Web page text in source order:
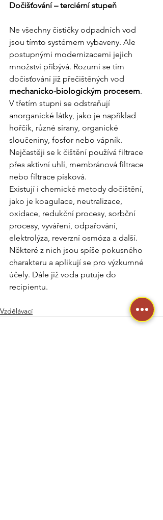
Dočišťování – terciérní stupeň
Ne všechny čističky odpadních vod
jsou tímto systémem vybaveny. Ale
postupnými modernizacemi jejich
množství přibývá. Rozumí se tím
dočisťování již přečištěných vod
mechanicko-biologickým procesem.
V třetím stupni se odstraňují
anorganické látky, jako je například
hořčík, různé sírany, organické
sloučeniny, fosfor nebo vápník.
Nejčastěji se k čištění používá filtrace
přes aktivní uhlí, membránová filtrace
nebo filtrace písková.
Existují i chemické metody dočištění,
jako je koagulace, neutralizace,
oxidace, redukční procesy, sorbční
procesy, vyváření, odpařování,
elektrolýza, reverzní osmóza a další.
Některé z nich jsou spíše pokusného
charakteru a aplikují se pro výzkumné
účely. Dále již voda putuje do
recipientu.
Vzdělávací